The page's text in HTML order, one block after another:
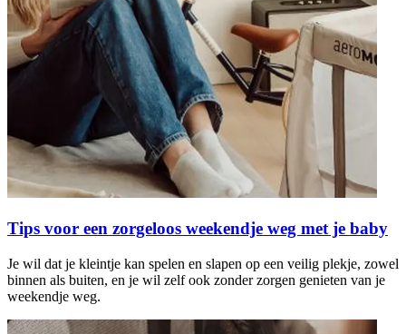
Tips voor een zorgeloos weekendje weg met je baby
Je wil dat je kleintje kan spelen en slapen op een veilig plekje, zowel
binnen als buiten, en je wil zelf ook zonder zorgen genieten van je
weekendje weg.